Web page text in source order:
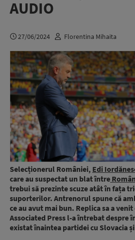
AUDIO
27/06/2024 Florentina Mihaita
Selecționerul României, Edi
care au suspectat un blat între
trebui să prezinte scuze atât în fața
suporterilor. Antrenorul spune că
ce au avut mai bun. Replica sa a
Associated Press l-a întrebat despre
existat înaintea partidei cu Slovacia